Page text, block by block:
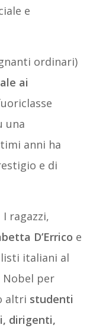
e
ordinari)
ai
una
anni ha
e di
I ragazzi,
D’Errico e
italiani al
Nobel per
altri studenti
dirigenti,